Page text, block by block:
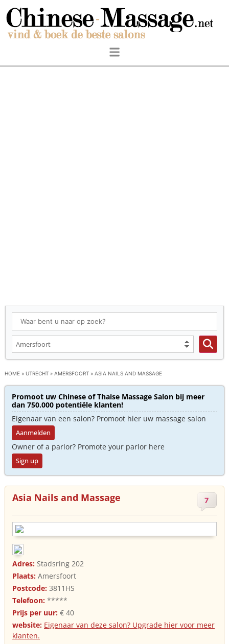
HOME » UTRECHT » AMERSFOORT » ASIA NAILS AND MASSAGE
Promoot uw Chinese of Thaise Massage Salon bij meer
dan 750.000 potentiële klanten!
Eigenaar van een salon? Promoot hier uw massage salon
Aanmelden
Owner of a parlor? Promote your parlor here
Sign up
Asia Nails and Massage 7
Adres: Stadsring 202
Plaats: Amersfoort
Postcode: 3811HS
Telefoon: *****
Prijs per uur: € 40
website: Eigenaar van deze salon? Upgrade hier voor meer
klanten.